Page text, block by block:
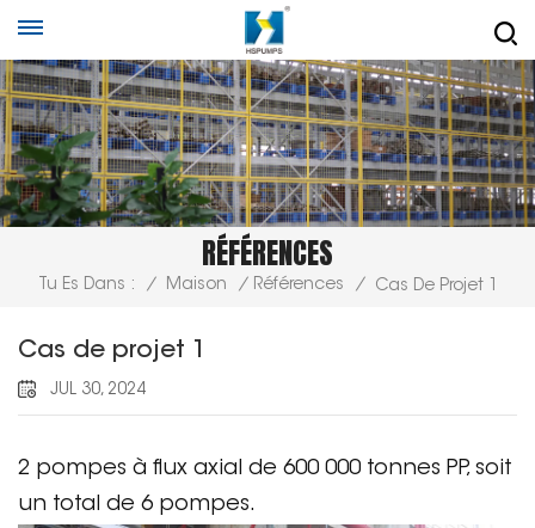
RÉFÉRENCES
Tu Es Dans : / Maison / Références / Cas De Projet 1
Cas de projet 1
JUL 30, 2024
2 pompes à flux axial de 600 000 tonnes PP, soit
un total de 6 pompes.